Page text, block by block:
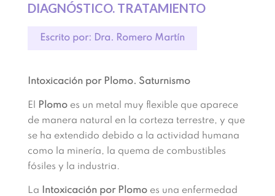
DIAGNÓSTICO. TRATAMIENTO
Escrito por: Dra. Romero Martín
Intoxicación por Plomo. Saturnismo
El Plomoes un metal muy flexible que aparece
de manera natural en la corteza terrestre, y que
se ha extendido debido a la actividad humana
como la minería, la quema de combustibles
fósiles y la industria.
La Intoxicación por Plomoes una enfermedad